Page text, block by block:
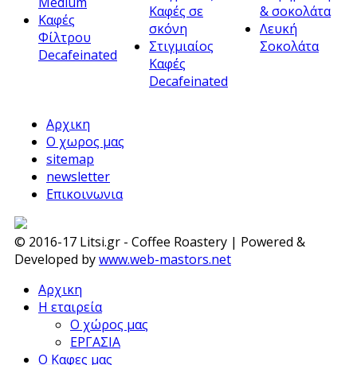
Καφές
Φίλτρου
Decafeinated
Καφές σε
σκόνη
Στιγμιαίος
Καφές
Decafeinated
& σοκολάτα
Λευκή
Σοκολάτα
Αρχικη
Ο χωρος μας
sitemap
newsletter
Επικοινωνια
© 2016-17 Litsi.gr - Coffee Roastery | Powered &
Developed bywww.web-mastors.net
Αρχικη
Η εταιρεία
Ο χώρος μας
ΕΡΓΑΣΙΑ
Ο Καφες μας